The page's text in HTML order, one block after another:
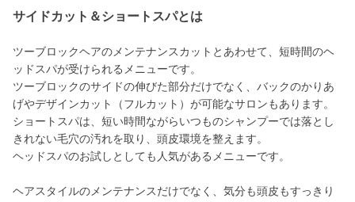
サイドカット＆ショートスパとは
ツーブロックヘアのメンテナンスカットとあわせて、短時間のヘ
ッドスパが受けられるメニューです。
ツーブロックのサイドの伸びた部分だけでなく、バックのかりあ
げやデザインカット（フルカット）が可能なサロンもあります。
ショートスパは、短い時間ながらいつものシャンプーでは落とし
きれない毛穴の汚れを取り、頭皮環境を整えます。
ヘッドスパのお試しとしても人気があるメニューです。
ヘアスタイルのメンテナンスだけでなく、気分も頭皮もすっきり